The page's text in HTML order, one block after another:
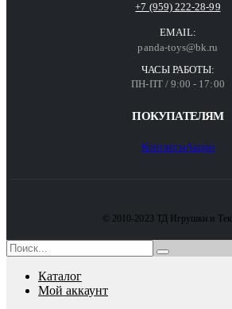
+7 (959) 222-28-99
EMAIL:
panda-toys@bk.ru
ЧАСЫ РАБОТЫ:
ПН-ПТ / 9:00 - 17:00
ПОКУПАТЕЛЯМ
КонтактыАкции
© 2010-2023 ТД Игрушки и
Каталог
Мой аккаунт